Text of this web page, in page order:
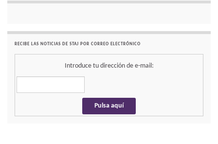
RECIBE LAS NOTICIAS DE STAJ POR CORREO ELECTRÓNICO
Introduce tu dirección de e-mail: